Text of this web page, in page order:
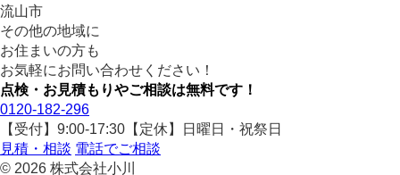
流山市
その他の地域に
お住まいの方も
お気軽にお問い合わせください！
点検・お見積もりやご相談は無料です！
0120-182-296
【受付】9:00-17:30【定休】日曜日・祝祭日
見積・相談 電話でご相談
© 2026 株式会社小川